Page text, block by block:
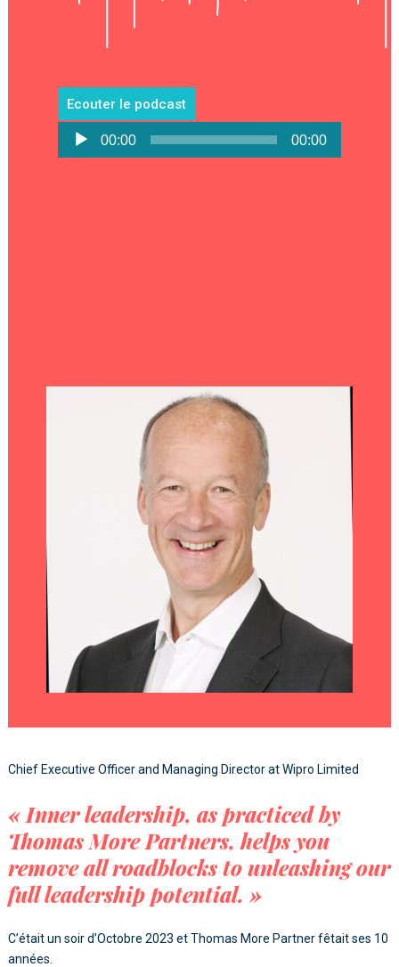
Ecouter le podcast
Lecteur
audio
00:00 00:00
Chief Executive Officer and Managing Director at Wipro Limited
« Inner leadership, as practiced by
Thomas More Partners, helps you
remove all roadblocks to unleashing our
full leadership potential. »
C’était un soir d’Octobre 2023 et Thomas More Partner fêtait ses 10
années.